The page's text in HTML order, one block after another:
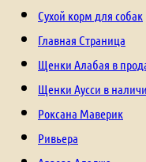
Сухой корм для собак
Главная Страница
Щенки Алабая в
Щенки Аусси в
Роксана Маверик
Ривьера